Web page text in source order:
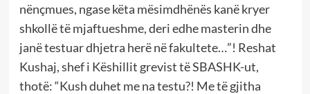
nënçmues, ngase këta mësimdhënës kanë kryer
shkollë të mjaftueshme, deri edhe masterin dhe
janë testuar dhjetra herë në fakultete…”! Reshat
Kushaj, shef i Këshillit grevist të SBASHK-ut,
thotë: “Kush duhet me na testu?! Me të gjitha